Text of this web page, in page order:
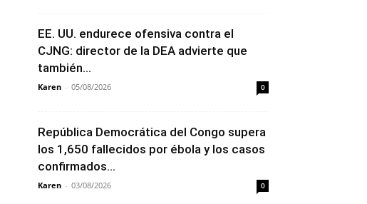
EE. UU. endurece ofensiva contra el
CJNG: director de la DEA advierte que
también...
Karen - 05/08/2026 0
República Democrática del Congo supera
los 1,650 fallecidos por ébola y los casos
confirmados...
Karen - 03/08/2026 0